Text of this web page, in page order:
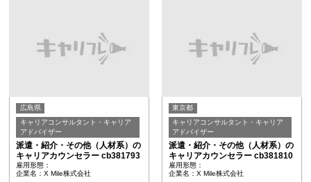
広島県
キャリアコンサルタント・キャリア
アドバイザー
派遣・紹介・その他（人材系）の
キャリアカウンセラー cb381793
雇用形態：
企業名：X Mile株式会社
東京都
キャリアコンサルタント・キャリア
アドバイザー
派遣・紹介・その他（人材系）の
キャリアカウンセラー cb381810
雇用形態：
企業名：X Mile株式会社